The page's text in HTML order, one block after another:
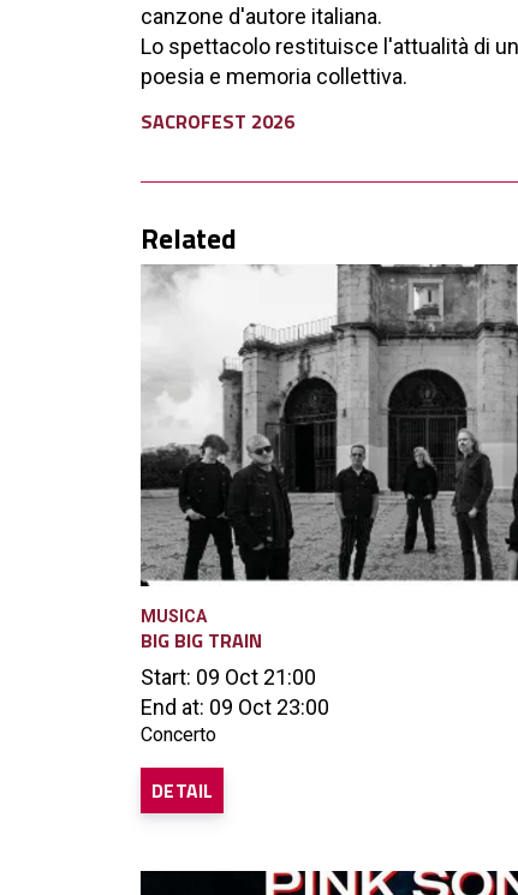
canzone d'autore italiana.
Lo spettacolo restituisce l'attualità di
poesia e memoria collettiva.
SACROFEST 2026
Related
MUSICA
BIG BIG TRAIN
Start: 09 Oct 21:00
End at: 09 Oct 23:00
Concerto
DETAIL